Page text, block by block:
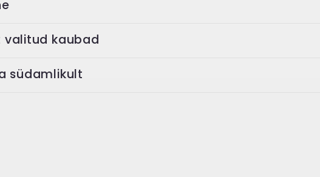
valitud kaubad
südamlikult